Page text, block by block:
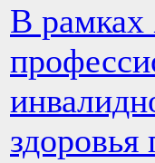
В рамках